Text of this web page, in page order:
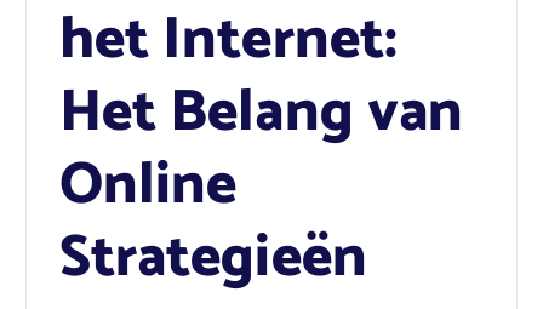
het Internet:
Het Belang van
Online
Strategieën